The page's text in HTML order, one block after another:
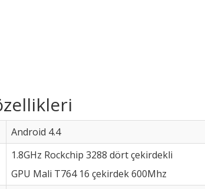
Android 4.4
1.8GHz Rockchip 3288 dört çekirdekli
GPU Mali T764 16 çekirdek 600Mhz